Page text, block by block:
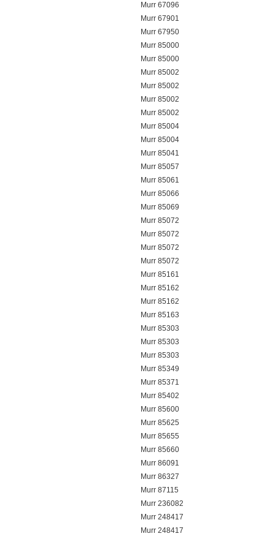
Murr 67096
Murr 67901
Murr 67950
Murr 85000
Murr 85000
Murr 85002
Murr 85002
Murr 85002
Murr 85002
Murr 85004
Murr 85004
Murr 85041
Murr 85057
Murr 85061
Murr 85066
Murr 85069
Murr 85072
Murr 85072
Murr 85072
Murr 85072
Murr 85161
Murr 85162
Murr 85162
Murr 85163
Murr 85303
Murr 85303
Murr 85303
Murr 85349
Murr 85371
Murr 85402
Murr 85600
Murr 85625
Murr 85655
Murr 85660
Murr 86091
Murr 86327
Murr 87115
Murr 236082
Murr 248417
Murr 248417